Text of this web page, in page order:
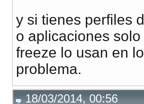
y si tienes perfiles
o aplicaciones
freeze lo usan en
problema.
18/03/2014, 00:56